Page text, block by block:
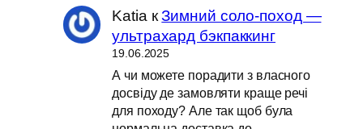
KatiaкЗимний соло-поход —
ультрахард бэкпаккинг
19.06.2025
А чи можете порадити з власного
досвіду де замовляти краще речі
для походу? Але так щоб була